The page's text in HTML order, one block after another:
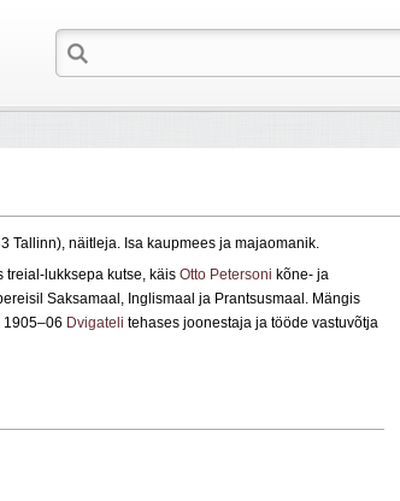
Tallinn), näitleja. Isa kaupmees ja majaomanik.
treial-lukksepa kutse, käis Otto Petersoni kõne- ja
Saksamaal, Inglismaal ja Prantsusmaal. Mängis
1905–06 Dvigateli tehases joonestaja ja tööde vastuvõtja